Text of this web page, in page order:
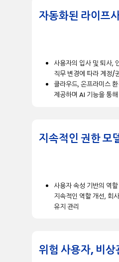
자동화된 라이프
사용자의 입사 및 퇴사,
직무 변경에 따라 계정/
클라우드, 온프라미스
제공하며 AI 기능을통해
지속적인 권한 모
사용자속성 기반의 역할
지속적인 역할개선, 회
유지 관리
위험 사용자, 비상